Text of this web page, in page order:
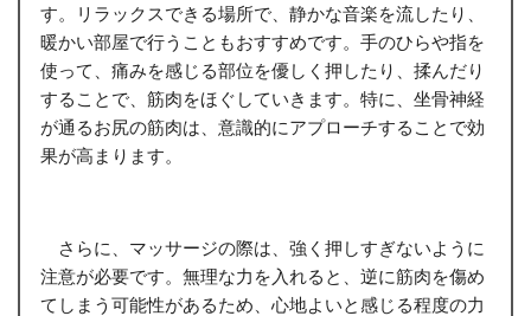
す。リラックスできる場所で、静かな音楽を流したり、
暖かい部屋で行うこともおすすめです。手のひらや指を
使って、痛みを感じる部位を優しく押したり、揉んだり
することで、筋肉をほぐしていきます。特に、坐骨神経
が通るお尻の筋肉は、意識的にアプローチすることで効
果が高まります。
さらに、マッサージの際は、強く押しすぎないように
注意が必要です。無理な力を入れると、逆に筋肉を傷め
てしまう可能性があるため、心地よいと感じる程度の力